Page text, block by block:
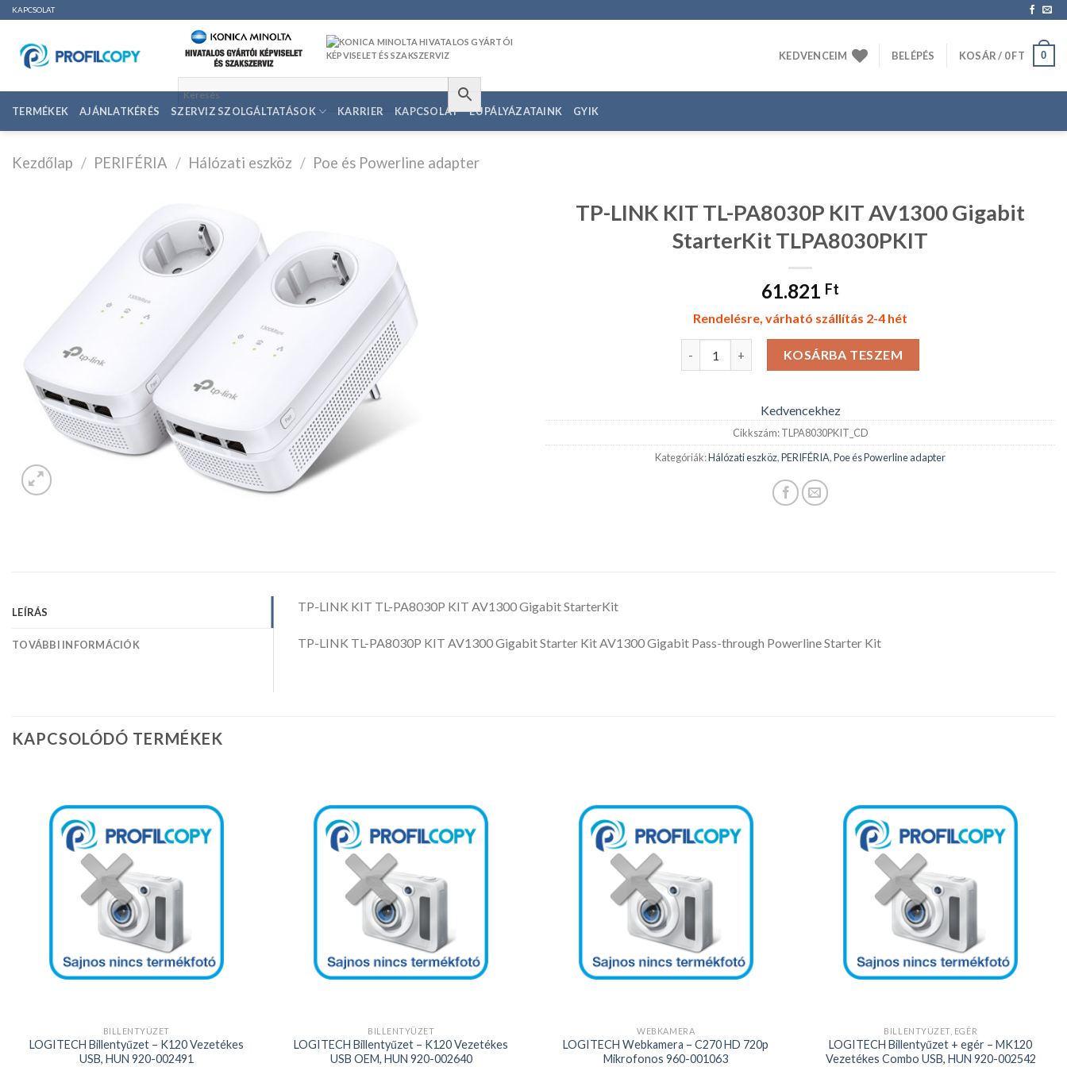
Ugrás
tartalomhoz
KAPCSOLAT
KEDVENCEIM BELÉPÉS KOSÁR / 0FT 0
TERMÉKEK AJÁNLATKÉRÉS SZERVIZ SZOLGÁLTATÁSOK KARRIER KAPCSOLAT EU PÁLYÁZATAINK GYIK
Kezdőlap / PERIFÉRIA / Hálózati eszköz / Poe és Powerline adapter
TP-LINK KIT TL-PA8030P KIT AV1300 Gigabit
StarterKit TLPA8030PKIT
61.821 Ft
Rendelésre, várható szállítás 2-4 hét
TP-LINK KIT TL-PA8030P KIT AV1300 Gigabit StarterKit
KOSÁRBA TESZEM
Kedvencekhez
Cikkszám:TLPA8030PKIT_CD
Kategóriák:Hálózati eszköz,PERIFÉRIA,Poe és Powerline adapter
LEÍRÁS
TOVÁBBI INFORMÁCIÓK
TP-LINK KIT TL-PA8030P KIT AV1300 Gigabit StarterKit
TP-LINK TL-PA8030P KIT AV1300 Gigabit Starter Kit AV1300 Gigabit Pass-through Powerline Starter Kit
KAPCSOLÓDÓ TERMÉKEK
Kedvencekhez
BILLENTYŰZET
LOGITECH Billentyűzet – K120 Vezetékes
USB, HUN 920-002491
Kedvencekhez
BILLENTYŰZET
LOGITECH Billentyűzet – K120 Vezetékes
USB OEM, HUN 920-002640
Kedvencekhez
WEBKAMERA
LOGITECH Webkamera – C270 HD 720p
Mikrofonos 960-001063
Kedvencekhez
BILLENTYŰZET, EGÉR
LOGITECH Billentyűzet + egér – MK120
Vezetékes Combo USB, HUN 920-002542